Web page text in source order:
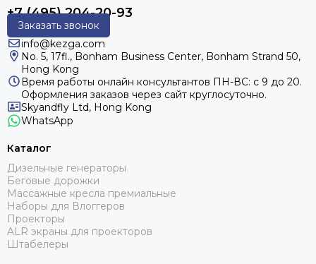
+7 (495) 204-20-93
Заказать звонок
info@kezga.com
No. 5, 17fl., Bonham Business Center, Bonham Strand 50,
Hong Kong
Время работы онлайн консультантов ПН-ВС: с 9 до 20.
Оформления заказов через сайт круглосуточно.
Skyandfly Ltd, Hong Kong
WhatsApp
Каталог
Дизельные генераторы
Беговые дорожки
Массажные кресла премиальные
Наборы для Влоггеров
Проекторы
ALR экраны для проекторов
Штабелеры